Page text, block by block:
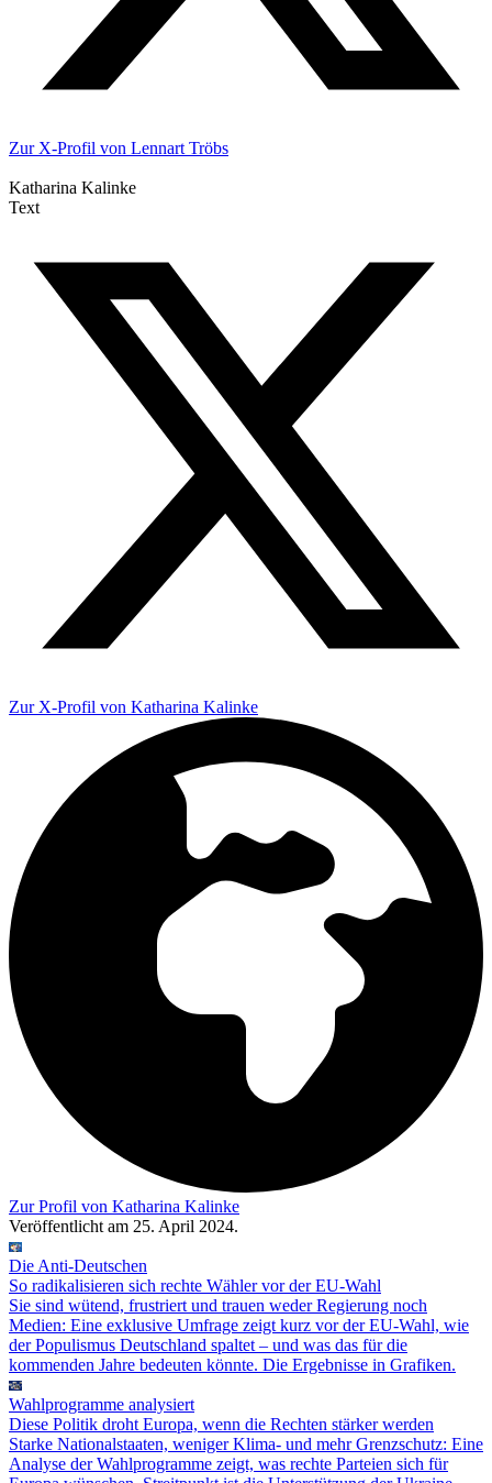
Zur X-Profil von Lennart Tröbs
Katharina Kalinke
Text
Zur X-Profil von Katharina Kalinke
Zur Profil von Katharina Kalinke
Veröffentlicht am 25. April 2024.
Die Anti-Deutschen
So radikalisieren sich rechte Wähler vor der EU-Wahl
Sie sind wütend, frustriert und trauen weder Regierung noch
Medien: Eine exklusive Umfrage zeigt kurz vor der EU-Wahl, wie
der Populismus Deutschland spaltet – und was das für die
kommenden Jahre bedeuten könnte. Die Ergebnisse in Grafiken.
Wahlprogramme analysiert
Diese Politik droht Europa, wenn die Rechten stärker werden
Starke Nationalstaaten, weniger Klima- und mehr Grenzschutz: Eine
Analyse der Wahlprogramme zeigt, was rechte Parteien sich für